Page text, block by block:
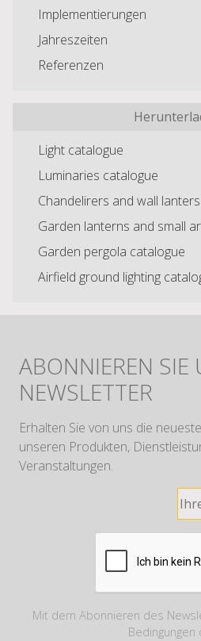
Implementierungen
Jahreszeiten
Referenzen
Light catalogue
Luminaries catalogue
Chandelirers and wall lanters
Garden lanterns and small
Garden pergola catalogue
Airfield ground lighting
ABONNIEREN SIE
NEWSLETTER
Erhalten Sie von uns die
unseren Produkten,
Veranstaltungen.
Mit dem Abonnieren des
Bedingungen